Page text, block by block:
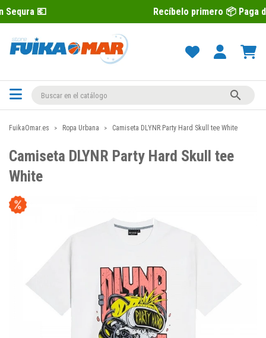
Recíbelo primero 📦 Paga después

FuikaOmar.es Ropa Urbana Camiseta DLYNR Party Hard Skull tee White
Camiseta DLYNR Party Hard Skull tee
White